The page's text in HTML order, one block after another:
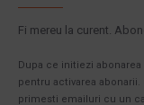
Fi mereu la curent.
Dupa ce initiezi
pentru activarea
primesti emailuri cu un